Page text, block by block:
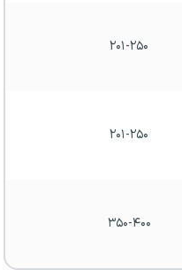
۲۰۱-۲۵۰
۲۰۱-۲۵۰
۳۵۰-۴۰۰